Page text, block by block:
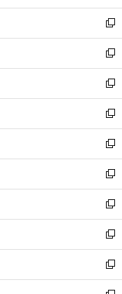
開
く
ウ
で
開
く
ン
ド
ウ
で
開
く
ウ
ィ
ン
ド
ウ
で
開
く
新
し
い
ウ
ィ
ン
ド
ウ
で
開
く
新
し
い
ウ
ィ
ン
ド
ウ
で
開
く
新
し
い
ウ
ィ
ン
ド
ウ
で
開
く
新
し
い
ウ
ィ
ン
ド
ウ
で
開
く
新
し
い
ウ
ィ
ン
ド
ウ
で
開
新
し
い
ウ
ィ
ン
ド
ウ
新
し
い
ウ
ィ
ン
新
し
い
ウ
新
し